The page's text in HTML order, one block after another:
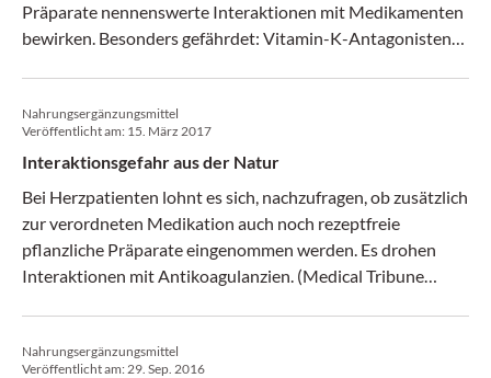
Präparate nennenswerte Interaktionen mit Medikamenten
bewirken. Besonders gefährdet: Vitamin-K-Antagonisten
Nahrungsergänzungsmittel
Veröffentlicht am: 15. März 2017
Interaktionsgefahr aus der Natur
Bei Herzpatienten lohnt es sich, nachzufragen, ob zusätzlich
zur verordneten Medikation auch noch rezeptfreie
pflanzliche Präparate eingenommen werden. Es drohen
Interaktionen mit Antikoagulanzien. (Medical Tribune
Nahrungsergänzungsmittel
Veröffentlicht am:29. Sep. 2016